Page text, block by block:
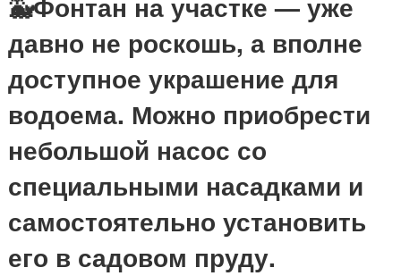
давно не роскошь, а вполне
доступное украшение для
водоема. Можно приобрести
небольшой насос со
специальными насадками и
самостоятельно установить
его в садовом пруду.